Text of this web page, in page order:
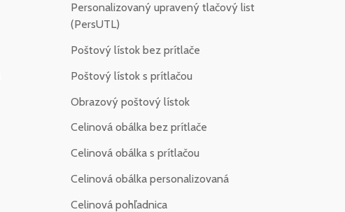
Personalizovaný upravený tlačový list
(PersUTL)
Poštový lístok bez prítlače
Poštový lístok s prítlačou
Obrazový poštový lístok
Celinová obálka bez prítlače
Celinová obálka s prítlačou
Celinová obálka personalizovaná
Celinová pohľadnica